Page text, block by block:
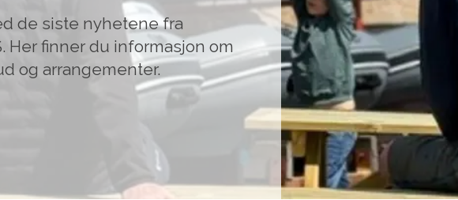
de siste nyhetene fra
Her finner du informasjon om
og arrangementer.